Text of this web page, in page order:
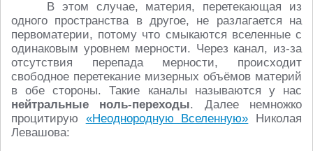
В этом случае, материя, перетекающая из
одного пространства в другое, не разлагается на
первоматерии, потому что смыкаются вселенные с
одинаковым уровнем мерности. Через канал, из-за
отсутствия перепада мерности, происходит
свободное перетекание мизерных объёмов материй
в обе стороны. Такие каналы называются у нас
нейтральные
ноль-переходы. Далее немножко
процитирую «Неоднородную Вселенную» Николая
Левашова: